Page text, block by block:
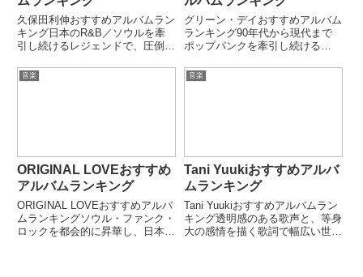
久保田利伸おすすめアルバムラン
キング日本のR&B／ソウルを牽
引し続けるレジェンドで、圧倒的
ーティストに影響を与えてきた久
保田利伸。「LA・LA・LA LOVE
グリーン・デイおすすめアルバム
ランキング90年代から現代まで
ポップパンクを牽引し続ける
「Dookie」「21st Century
Breakdown」など、社会性とキャ
音楽
ORIGINAL LOVEおすすめ
アルバムランキング
ORIGINAL LOVEおすすめアルバ
ムランキングソウル・ファンク・
ロックを都会的に昇華し、日本の
音楽
Tani Yuukiおすすめアルバ
ムランキング
Tani Yuukiおすすめアルバムラン
キング透明感のある歌声と、等身
大の感情を描く歌詞で幅広い世代